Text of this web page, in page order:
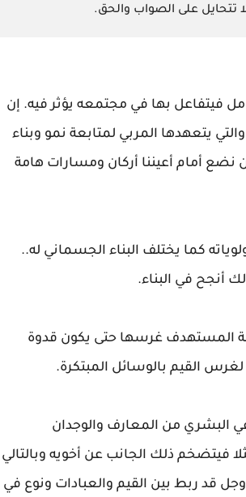
تتحايل على الصواب والحق.
فيتفاعل بها في مجتمعه يؤثر فيه. إن
يتعهدها المربي لمتابعة نمو وبناء
نضع أمام أعيننا أركان ومسارات هامة
كما يختلف البناء الجسماني له..
أنجح في البناء.
المستهدف غرسها حتى يكون قدوة
القيم بالوسائل المبتكرة.
البشري من المعارف والوجدان
فيتضخم ذلك الجانب عن أخويه وبالتالي
وجل قد ربط بين القيم والعبادات ونوع في